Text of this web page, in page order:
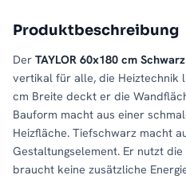
Produktbeschreibung
Der TAYLOR 60x180 cm Schwarz
vertikal für alle, die Heiztechnik
cm Breite deckt er die
Bauform macht aus einer
Heizfläche. Tiefschwarz macht
Gestaltungselement. Er nutzt
braucht keine zusätzliche